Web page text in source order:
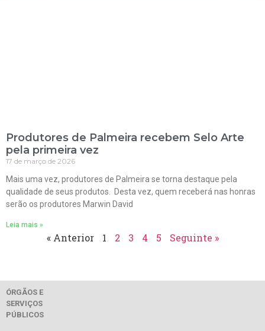
Produtores de Palmeira recebem Selo Arte
pela primeira vez
17 de março de 2026
Mais uma vez, produtores de Palmeira se torna destaque pela
qualidade de seus produtos. Desta vez, quem receberá nas honras
serão os produtores Marwin David
Leia mais »
« Anterior 1 2 3 4 5 Seguinte »
ÓRGÃOS E
SERVIÇOS
PÚBLICOS